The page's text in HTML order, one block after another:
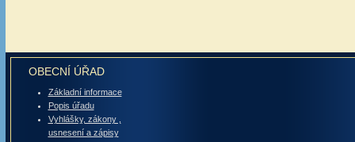
OBECNÍ ÚŘAD
Základní informace
Popis úřadu
Vyhlášky, zákony ,
usnesení a zápisy